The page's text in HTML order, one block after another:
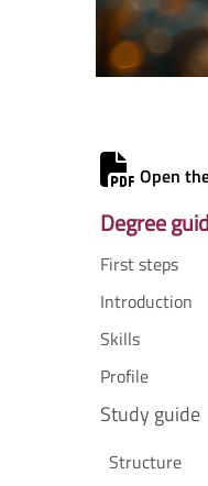
Open
Degree
First steps
Introduction
Skills
Profile
Study guide
Structure